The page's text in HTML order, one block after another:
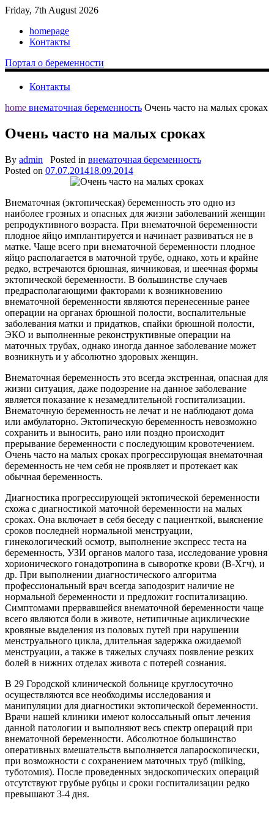
Friday, 7th August 2026
homepage
Контакты
Портал о беременности
Контакты
home внематочная беременность Очень часто на малых сроках
Очень часто на малых сроках
By admin Posted in внематочная беременность
Posted on 07.07.201418.09.2014
Внематочная (эктопическая) беременность это одно из
наиболее грозных и опасных для жизни заболеваний женщин
репродуктивного возраста. При внематочной беременности
плодное яйцо имплантируется и начинает развиваться не в
матке. Чаще всего при внематочной беременности плодное
яйцо располагается в маточной трубе, однако, хоть и крайне
редко, встречаются брюшная, яичниковая, и шеечная формы
эктопической беременности. В большинстве случаев
предрасполагающими факторами к возникновению
внематочной беременности являются перенесенные ранее
операции на органах брюшной полости, воспалительные
заболевания матки и придатков, спайки брюшной полости,
ЭКО и выполненные реконструктивные операции на
маточных трубах, однако иногда данное заболевание может
возникнуть и у абсолютно здоровых женщин.
Внематочная беременность это всегда экстренная, опасная для
жизни ситуация, даже подозрение на данное заболевание
является показание к незамедлительной госпитализации.
Внематочную беременность не лечат и не наблюдают дома
или амбулаторно. Эктопическую беременность невозможно
сохранить и выносить, рано или поздно происходит
прерывание беременности с последующим кровотечением.
Очень часто на малых сроках прогрессирующая внематочная
беременность не чем себя не проявляет и протекает как
обычная беременность.
Диагностика прогрессирующей эктопической беременности
схожа с диагностикой маточной беременности на малых
сроках. Она включает в себя беседу с пациенткой, выяснение
сроков последней нормальной менструации,
гинекологический осмотр, выполнение экспресс теста на
беременность, УЗИ органов малого таза, исследование уровня
хорионического гонадотропина в сыворотке крови (В-Хгч), и
др. При выполнении диагностического алгоритма
профессиональный врач всегда заподозрит наличие не
нормальной беременности и предложит госпитализацию.
Симптомами прервавшейся внематочной беременности чаще
всего являются боли в животе, нетипичные ациклические
кровяные выделения из половых путей при нарушении
менструального цикла, длительная задержка ожидаемой
менструации, а также в тяжелых случаях появление резких
болей в нижних отделах живота с потерей сознания.
В 29 Городской клинической больнице круглосуточно
осуществляются все необходимы исследования и
манипуляции для диагностики эктопической беременности.
Врачи нашей клиники имеют колоссальный опыт лечения
данной патологии и выполняют весь спектр операций при
внематочной беременности. Абсолютное большинство
оперативных вмешательств выполняется лапароскопически,
при возможности с сохранением маточных труб (milking,
туботомия). После проведенных эндоскопических операций
отсутствуют грубые рубцы и сроки госпитализации редко
превышают 3-4 дня.